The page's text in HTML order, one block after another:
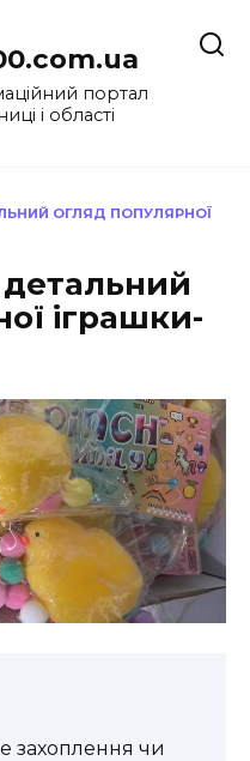
портал
і області
ОГЛЯД ПОПУЛЯРНОЇ
іграшки-
захоплення чи